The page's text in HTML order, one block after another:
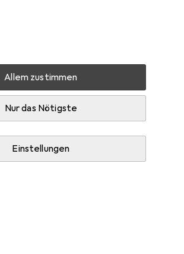
Allem zustimmen
Nur das Nötigste
Einstellungen
Schrauben Profix Zierleistenschrauben
Bits.